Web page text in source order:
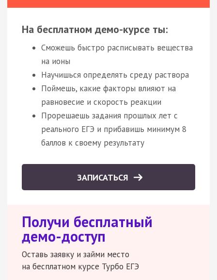
На бесплатном демо-курсе ты:
Сможешь быстро расписывать вещества
на ионы
Научишься определять среду раствора
Поймешь, какие факторы влияют на
равновесие и скорость реакции
Прорешаешь задания прошлых лет с
реального ЕГЭ и прибавишь минимум 8
баллов к своему результату
ЗАПИСАТЬСЯ
Получи бесплатный
демо-доступ
Оставь заявку и займи место
на бесплатном курсе Турбо ЕГЭ